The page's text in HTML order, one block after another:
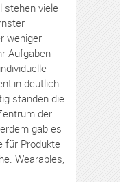
stehen viele
weniger
Aufgaben
deutlich
standen die
der
gab es
für Produkte
Wearables,